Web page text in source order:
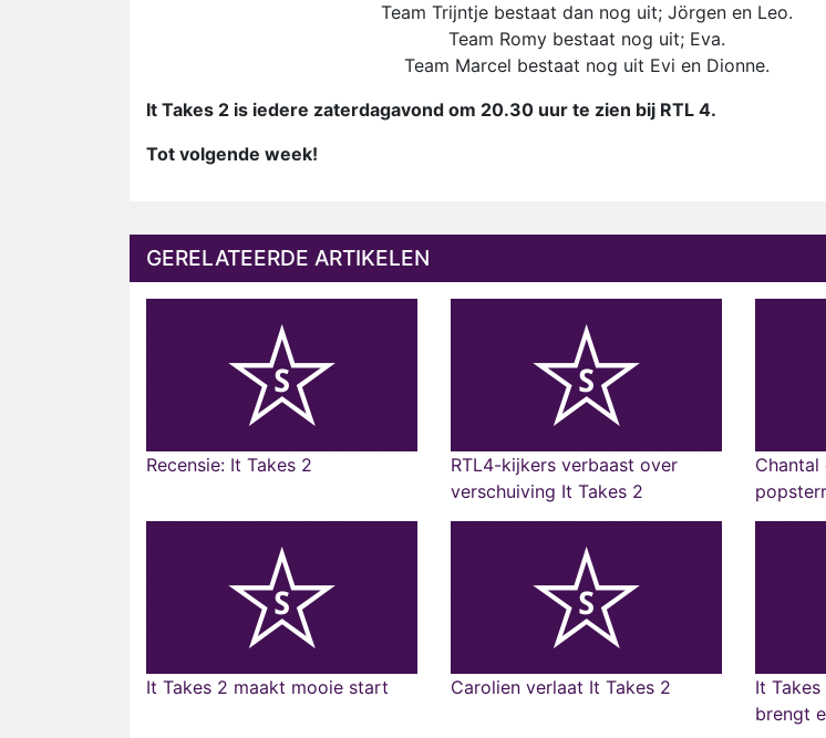
Team Trijntje bestaat dan nog uit; Jörgen en Leo.
Team Romy bestaat nog uit; Eva.
Team Marcel bestaat nog uit Evi en Dionne.
It Takes 2 is iedere zaterdagavond om 20.30 uur te zien bij RTL 4.
Tot volgende week!
GERELATEERDE ARTIKELEN
Recensie: It Takes 2
RTL4-kijkers verbaast over
verschuiving It Takes 2
Chantal
It Takes 2 maakt mooie start Carolien verlaat It Takes 2
It
brengt